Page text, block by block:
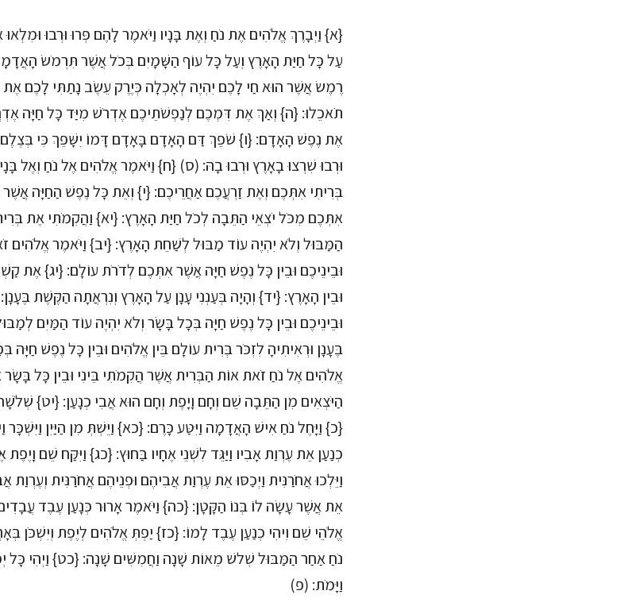
{א} וַיְבָרֶךְ אֱלֹהִים אֶת נֹחַ וְאֶת בָּנָיו וַיֹּאמֶר לָהֶם פְּרוּ וּרְבוּ
עַל כָּל חַיַּת הָאָרֶץ וְעַל כָּל עוֹף הַשָּׁמָיִם בְּכֹל אֲשֶׁר תִּרְמֹשׂ הָאֲדָמָה
רֶמֶשׂ אֲשֶׁר הוּא חַי לָכֶם יִהְיֶה לְאָכְלָה כְּיֶרֶק עֵשֶׂב נָתַתִּי לָכֶם
תֹאכֵלוּ: {ה} וְאַךְ אֶת דִּמְכֶם לְנַפְשֹׁתֵיכֶם אֶדְרֹשׁ מִיַּד כָּל חַיָּה
אֶת נֶפֶשׁ הָאָדָם: {ו} שֹׁפֵךְ דַּם הָאָדָם בָּאָדָם דָּמוֹ יִשָּׁפֵךְ כִּי
וּרְבוּ שִׁרְצוּ בָאָרֶץ וּרְבוּ בָהּ: (ס) {ח} וַיֹּאמֶר אֱלֹהִים אֶל נֹחַ וְאֶל
בְּרִיתִי אִתְּכֶם וְאֶת זַרְעֲכֶם אַחֲרֵיכֶם: {י} וְאֵת כָּל נֶפֶשׁ הַחַיָּה
אִתְּכֶם מִכֹּל יֹצְאֵי הַתֵּבָה לְכֹל חַיַּת הָאָרֶץ: {יא} וַהֲקִמֹתִי אֶת
הַמַּבּוּל וְלֹא יִהְיֶה עוֹד מַבּוּל לְשַׁחֵת הָאָרֶץ: {יב} וַיֹּאמֶר אֱלֹהִים
וּבֵינֵיכֶם וּבֵין כָּל נֶפֶשׁ חַיָּה אֲשֶׁר אִתְּכֶם לְדֹרֹת עוֹלָם: {יג} אֶת
וּבֵין הָאָרֶץ: {יד} וְהָיָה בְּעַנְנִי עָנָן עַל הָאָרֶץ וְנִרְאֲתָה הַקֶּשֶׁת
וּבֵינֵיכֶם וּבֵין כָּל נֶפֶשׁ חַיָּה בְּכָל בָּשָׂר וְלֹא יִהְיֶה עוֹד הַמַּיִם
בֶּעָנָן וּרְאִיתִיהָ לִזְכֹּר בְּרִית עוֹלָם בֵּין אֱלֹהִים וּבֵין כָּל נֶפֶשׁ
אֱלֹהִים אֶל נֹחַ זֹאת אוֹת הַבְּרִית אֲשֶׁר הֲקִמֹתִי בֵּינִי וּבֵין כָּל בָּשָׂר
הַיֹּצְאִים מִן הַתֵּבָה שֵׁם וְחָם וָיָפֶת וְחָם הוּא אֲבִי כְנָעַן: {יט}
{כ} וַיָּחֶל נֹחַ אִישׁ הָאֲדָמָה וַיִּטַּע כָּרֶם: {כא} וַיֵּשְׁתְּ מִן הַיַּיִן
כְנַעַן אֵת עֶרְוַת אָבִיו וַיַּגֵּד לִשְׁנֵי אֶחָיו בַּחוּץ: {כג} וַיִּקַּח שֵׁם
וַיֵּלְכוּ אֲחֹרַנִּית וַיְכַסּוּ אֵת עֶרְוַת אֲבִיהֶם וּפְנֵיהֶם אֲחֹרַנִּית וְעֶרְוַת
אֵת אֲשֶׁר עָשָׂה לוֹ בְּנוֹ הַקָּטָן: {כה} וַיֹּאמֶר אָרוּר כְּנָעַן עֶבֶד עֲבָדִים
אֱלֹהֵי שֵׁם וִיהִי כְנַעַן עֶבֶד לָמוֹ: {כז} יַפְתְּ אֱלֹהִים לְיֶפֶת וְיִשְׁכֹּן
נֹחַ אַחַר הַמַּבּוּל שְׁלשׁ מֵאוֹת שָׁנָה וַחֲמִשִּׁים שָׁנָה: {כט} וַיְהִי כָּל
וַיָּמֹת: (פ)